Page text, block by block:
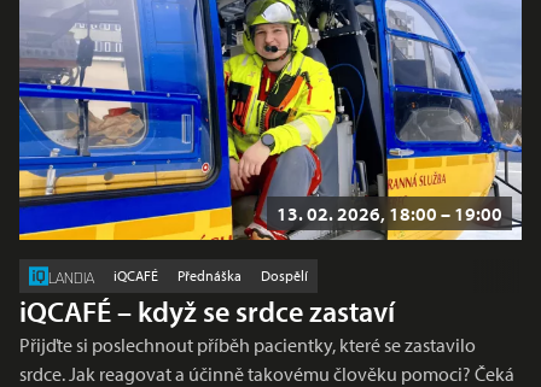
13. 02. 2026, 18:00 – 19:00
LANDIA iQCAFÉ Přednáška Dospělí
iQCAFÉ – když se srdce zastaví
Přijďte si poslechnout příběh pacientky, které se zastavilo
srdce. Jak reagovat a účinně takovému člověku pomoci? Čeká